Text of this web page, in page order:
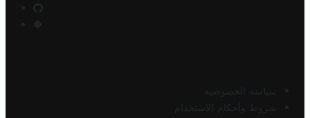
سياسة الخصوصية
شروط وأحكام الاستخدام